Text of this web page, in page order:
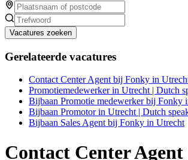
Vacatures zoeken
Gerelateerde vacatures
Contact Center Agent bij Fonky in
Promotiemedewerker in Utrecht | Dutch
Bijbaan Promotie medewerker bij Fonky
Bijbaan Promotor in Utrecht | Dutch
Bijbaan Sales Agent bij Fonky in Utrecht
Contact Center Agent